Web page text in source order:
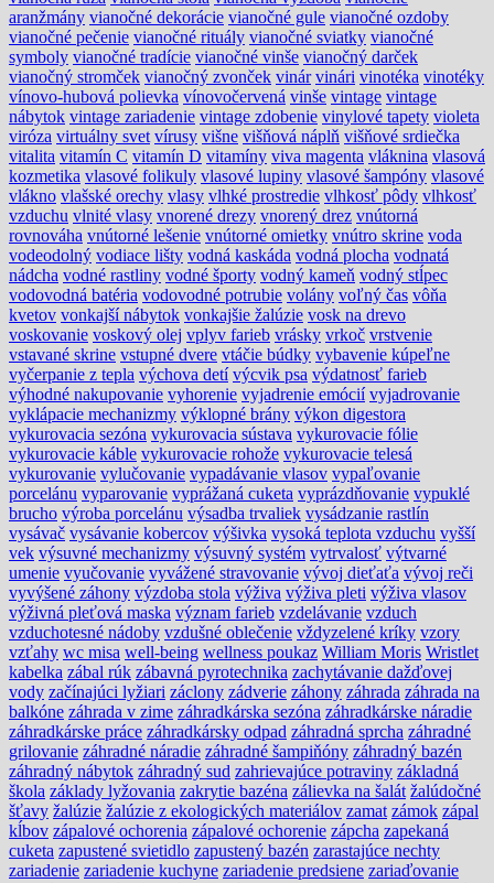
aranžmány vianočné dekorácie vianočné gule vianočné ozdoby
vianočné pečenie vianočné rituály vianočné sviatky vianočné
symboly vianočné tradície vianočné vinše vianočný darček
vianočný stromček vianočný zvonček vinár vinári vinotéka vinotéky
vínovo-hubová polievka vínovočervená vinše vintage vintage
nábytok vintage zariadenie vintage zdobenie vinylové tapety violeta
viróza virtuálny svet vírusy višne višňová náplň višňové srdiečka
vitalita vitamín C vitamín D vitamíny viva magenta vláknina vlasová
kozmetika vlasové folikuly vlasové lupiny vlasové šampóny vlasové
vlákno vlašské orechy vlasy vlhké prostredie vlhkosť pôdy vlhkosť
vzduchu vlnité vlasy vnorené drezy vnorený drez vnútorná
rovnováha vnútorné lešenie vnútorné omietky vnútro skrine voda
vodeodolný vodiace lišty vodná kaskáda vodná plocha vodnatá
nádcha vodné rastliny vodné športy vodný kameň vodný stĺpec
vodovodná batéria vodovodné potrubie volány voľný čas vôňa
kvetov vonkajší nábytok vonkajšie žalúzie vosk na drevo
voskovanie voskový olej vplyv farieb vrásky vrkoč vrstvenie
vstavané skrine vstupné dvere vtáčie búdky vybavenie kúpeľne
vyčerpanie z tepla výchova detí výcvik psa výdatnosť farieb
výhodné nakupovanie vyhorenie vyjadrenie emócií vyjadrovanie
vyklápacie mechanizmy výklopné brány výkon digestora
vykurovacia sezóna vykurovacia sústava vykurovacie fólie
vykurovacie káble vykurovacie rohože vykurovacie telesá
vykurovanie vylučovanie vypadávanie vlasov vypaľovanie
porcelánu vyparovanie vyprážaná cuketa vyprázdňovanie vypuklé
brucho výroba porcelánu výsadba trvaliek vysádzanie rastlín
vysávač vysávanie kobercov výšivka vysoká teplota vzduchu vyšší
vek výsuvné mechanizmy výsuvný systém vytrvalosť výtvarné
umenie vyučovanie vyvážené stravovanie vývoj dieťaťa vývoj reči
vyvýšené záhony výzdoba stola výživa výživa pleti výživa vlasov
výživná pleťová maska význam farieb vzdelávanie vzduch
vzduchotesné nádoby vzdušné oblečenie vždyzelené kríky vzory
vzťahy wc misa well-being wellness poukaz William Moris Wristlet
kabelka zábal rúk zábavná pyrotechnika zachytávanie dažďovej
vody začínajúci lyžiari záclony zádverie záhony záhrada záhrada na
balkóne záhrada v zime záhradkárska sezóna záhradkárske náradie
záhradkárske práce záhradkársky odpad záhradná sprcha záhradné
grilovanie záhradné náradie záhradné šampiňóny záhradný bazén
záhradný nábytok záhradný sud zahrievajúce potraviny základná
škola základy lyžovania zakrytie bazéna zálievka na šalát žalúdočné
šťavy žalúzie žalúzie z ekologických materiálov zamat zámok zápal
kĺbov zápalové ochorenia zápalové ochorenie zápcha zapekaná
cuketa zapustené svietidlo zapustený bazén zarastajúce nechty
zariadenie zariadenie kuchyne zariadenie predsiene zariaďovanie